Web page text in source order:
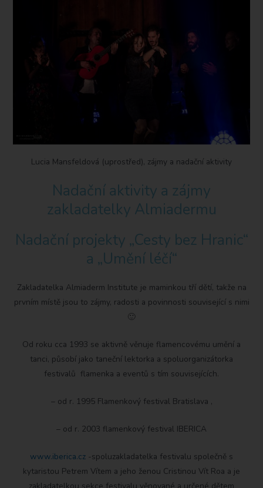
Lucia Mansfeldová (uprostřed), zájmy a nadační aktivity
Nadační aktivity a zájmy
zakladatelky Almiadermu
Nadační projekty „Cesty bez Hranic“
a „Umění léčí“
Zakladatelka Almiaderm Institute je maminkou tří dětí, takže na
prvním místě jsou to zájmy, radosti a povinnosti související s nimi
🙂
Od roku cca 1993 se aktivně věnuje flamencovému umění a
tanci, působí jako taneční lektorka a spoluorganizátorka
festivalů flamenka a eventů s tím souvisejících.
– od r. 1995 Flamenkový festival Bratislava ,
– od r. 2003 flamenkový festival IBERICA
www.iberica.cz -spoluzakladatelka festivalu společně s
kytaristou Petrem Vítem a jeho ženou Cristinou Vít Roa a je